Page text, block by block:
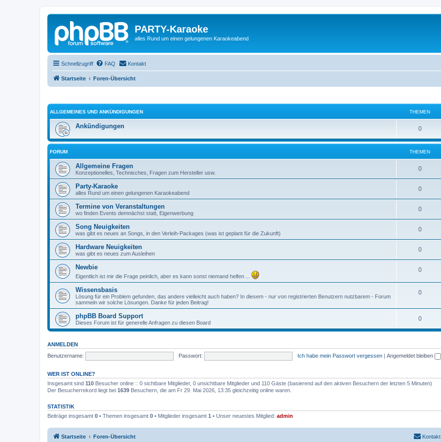
PARTY-Karaoke
alles Rund um einen gelungenen Karaokeabend
Schnellzugriff FAQ Kontakt
Startseite Foren-Übersicht
ALLGEMEINES UND ANKÜNDIGUNGEN THEMEN
Ankündigungen 0
FORUM THEMEN
Allgemeine Fragen
Konzeptionelles, Technisches, Fragen zum Hersteller usw.
0
Party-Karaoke
alles Rund um einen gelungenen Karaokeabend
0
Termine von Veranstaltungen
wo finden Events demnächst statt, Eigenwerbung
0
Song Neuigkeiten
was gibt es neues an Songs, in den Verleih-Packages (was ist geplant für die Zukunft)
0
Hardware Neuigkeiten
was gibt es neues zum Ausleihen
0
Newbie
Eigentlich ist mir die Frage peinlich, aber es kann sonst niemand helfen ...
0
Wissensbasis
Lösung für ein Problem gefunden, das andere vielleicht auch haben? In diesem - nur von registrierten Benutzern nutzbarem - Forum
sammeln wir solche Lösungen. Danke für jeden Beitrag!
0
phpBB Board Support
Dieses Forum ist für generelle Anfragen zu diesen Board
0
ANMELDEN
Benutzername:
Passwort: Ich habe mein Passwort vergessen | Angemeldet bleiben
WER IST ONLINE?
Insgesamt sind 110 Besucher online :: 0 sichtbare Mitglieder, 0 unsichtbare Mitglieder und 110 Gäste (basierend auf den aktiven Besuchern der letzten 5 Minuten)
Der Besucherrekord liegt bei 1639 Besuchern, die am Fr 29. Mai 2026, 13:35 gleichzeitig online waren.
STATISTIK
Beiträge insgesamt 0 • Themen insgesamt 0 • Mitglieder insgesamt 1 • Unser neuestes Mitglied: admin
Startseite Foren-Übersicht Kontakt